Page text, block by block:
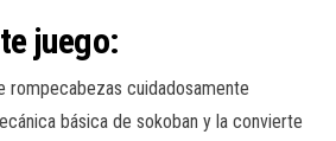
juego:
rompecabezas cuidadosamente
básica de sokoban y la convierte